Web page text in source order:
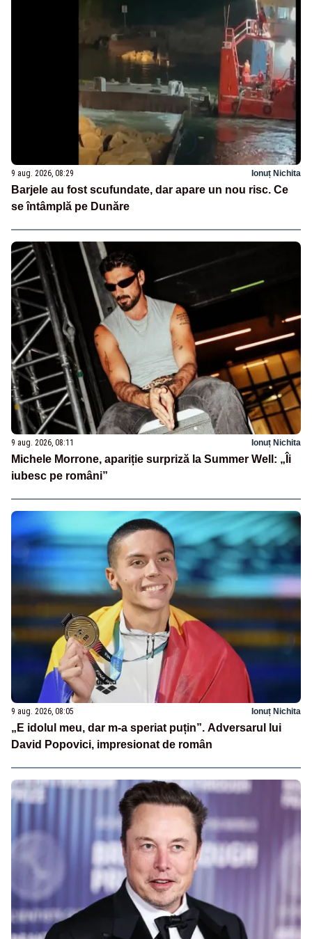
9 aug. 2026, 08:29 Ionuț Nichita
Barjele au fost scufundate, dar apare un nou risc. Ce
se întâmplă pe Dunăre
9 aug. 2026, 08:11 Ionuț Nichita
Michele Morrone, apariție surpriză la Summer Well: „Îi
iubesc pe români”
9 aug. 2026, 08:05 Ionuț Nichita
„E idolul meu, dar m-a speriat puțin”. Adversarul lui
David Popovici, impresionat de român